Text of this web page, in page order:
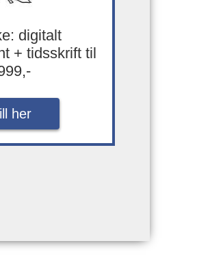
digitalt
+ tidsskrift til
her